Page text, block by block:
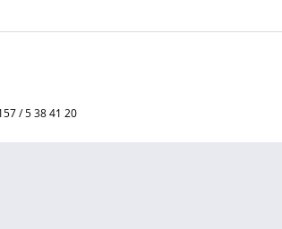
/ 5 38 41 20